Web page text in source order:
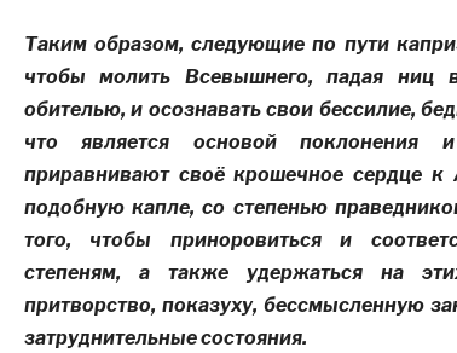
Таким образом, следующие по пути
чтобы молить Всевышнего, падая ниц
обителью, и осознавать свои бессилие,
что является основой поклонения
приравнивают своё крошечное сердце
подобную капле, со степенью
того, чтобы приноровитьсяи
степеням, а также удержаться на
притворство, показуху, бессмысленную
затруднительные состояния.